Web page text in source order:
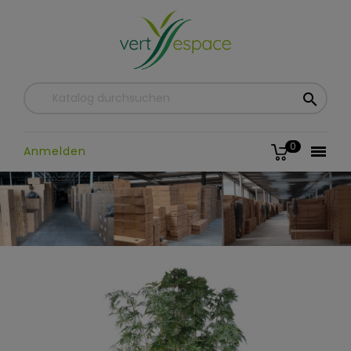


0
Anmelden